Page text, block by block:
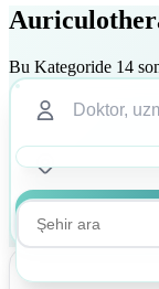
Bu Kategoride 14